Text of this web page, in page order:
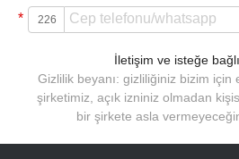
*
İletişim ve isteğe
Gizlilik beyanı: gizliliğiniz bizim
şirketimiz, açık izniniz olmadan
bir şirkete asla